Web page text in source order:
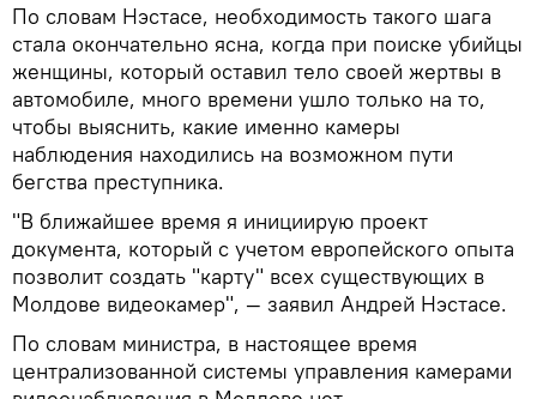
По словам Нэстасе, необходимость такого шага
стала окончательно ясна, когда при поиске убийцы
женщины, который оставил тело своей жертвы в
автомобиле, много времени ушло только на то,
чтобы выяснить, какие именно камеры
наблюдения находились на возможном пути
бегства преступника.
"В ближайшее время я инициирую проект
документа, который с учетом европейского опыта
позволит создать "карту" всех существующих в
Молдове видеокамер", — заявил Андрей Нэстасе.
По словам министра, в настоящее время
централизованной системы управления камерами